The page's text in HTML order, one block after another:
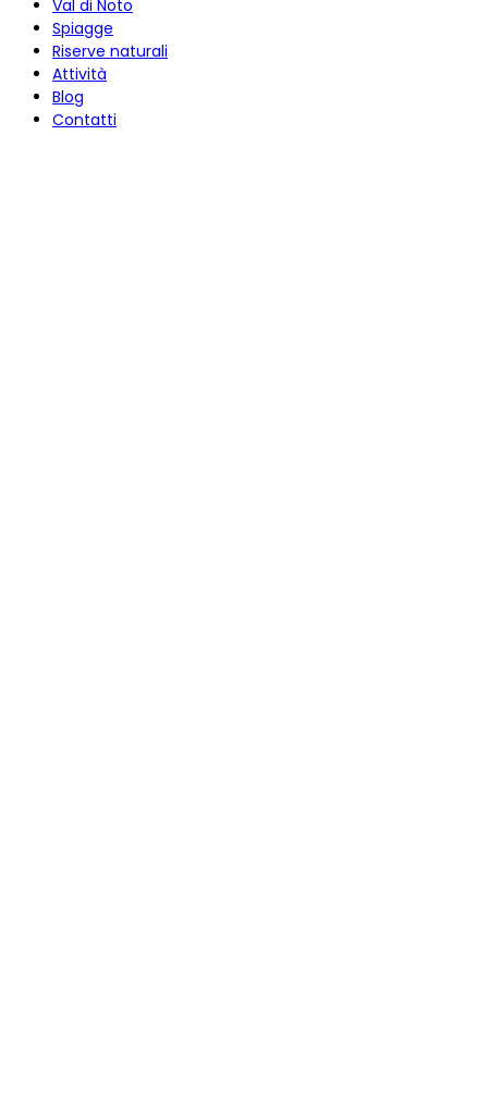
Val di Noto
Spiagge
Riserve naturali
Attività
Blog
Contatti